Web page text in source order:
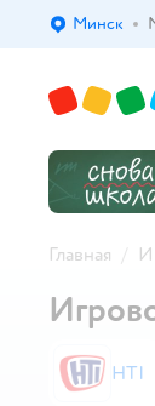
Выбор
Минск
Главная
HTI